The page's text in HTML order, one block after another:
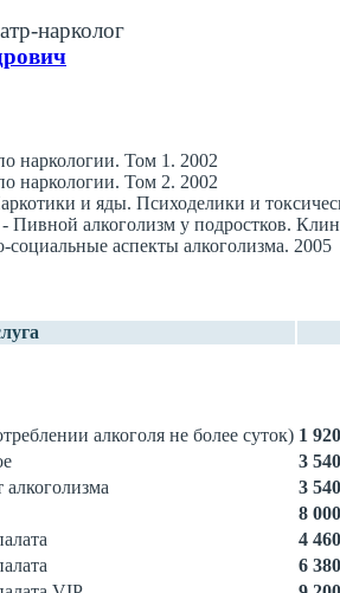
нарколог
наркологии. Том 1. 2002
наркологии. Том 2. 2002
и яды. Психоделики и
алкоголизм у подростков.
аспекты алкоголизма. 2005
алкоголя не более суток) 1
3
3
8
4
6